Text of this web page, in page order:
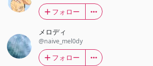
フォロー
メロディ
@naive_mel0dy
フォロー